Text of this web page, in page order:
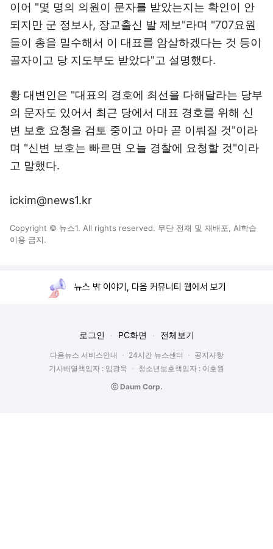
이어 "몇 명의 의원이 문자를 받았는지는 확인이 안
되지만 군 정보사, 장교출신 발 제보"라며 "707요원
들이 총을 밀수해서 이 대표를 암살하겠다는 것 등이
골자이고 당 지도부도 받았다"고 설명했다.
황 대변인은 "대표의 경호에 최선을 다해달라는 당부
의 문자도 있어서 최근 당에서 대표 경호를 위해 신
변 보호 요청을 검토 중이고 아마 곧 이뤄질 것"이라
며 "신변 보호는 빠르면 오늘 경찰에 요청할 것"이라
고 말했다.
ickim@news1.kr
Copyright © 뉴스1. All rights reserved. 무단 전재 및 재배포, AI학습
이용 금지.
뉴스 밖 이야기, 다음 커뮤니티 웹에서 보기
로그인 PC화면 전체보기
다음뉴스 서비스안내 24시간 뉴스센터
공지사항
기사배열책임자 : 임광욱
청소년보호책임자 : 이호원
ⓒ Daum Corp.